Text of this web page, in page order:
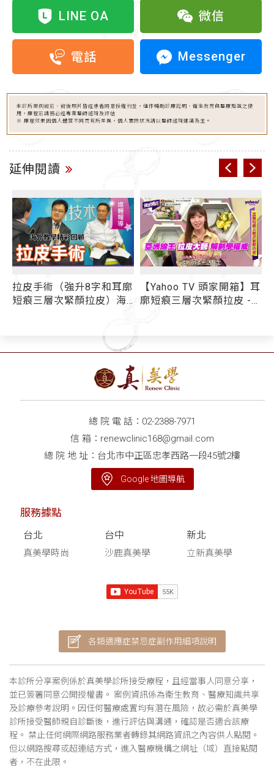
LINE OA 微信
電話 Messenger
本診所案例術前、術後照片皆經患者同意授權刊登，僅作輔助診療說明、衛生教育與醫療知識之使
用，療程前請務必經專業醫師諮詢及評估
※ 療程效果因個人體質不同而有所差異，個人實際狀況請以醫師諮詢建議為主。
延伸閱讀
拉皮手術（強升8字和耳廓
短痕三層次緊顏拉皮）海
【Yahoo TV 頭家開箱】耳
廓短痕三層次緊顏拉皮 -
總 院 電 話： 02-2388-7971
信 箱： renewclinic168@gmail.com
總 院 地 址：台北市中正區忠孝西路一段45號2樓
Google 地圖導航
服務據點
台北
真美學時尚
台中
沙鹿真美學
新北
立新真美學
各類適應症禁忌症副作用細項說明
本診所分享案例係於真美學診所接受療程，且經當事人同意分享，
並已簽署同意公開授權書。 案例資訊係為衛生教育、醫療知識共享
及診療參考說明。因任何醫療處置均有潛在風險，故必需於真美學
診所接受醫師親自診斷後，進行評估與溝通，確認是否適合該療
程。 禁止任何網際網路服務業者轉錄其網路資訊之內容供人點閱。
但以網路搜尋或超連結方式，進入醫療機構之網址（域）直接點閱
者，不在此限。